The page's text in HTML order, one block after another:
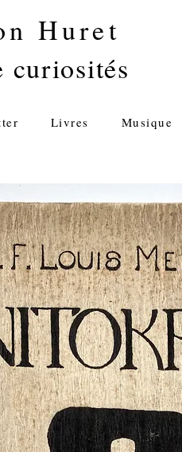
Huret
curiosités
Livres Musique